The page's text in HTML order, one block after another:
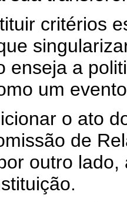
critérios
enseja a
um
o ato do
de
outro